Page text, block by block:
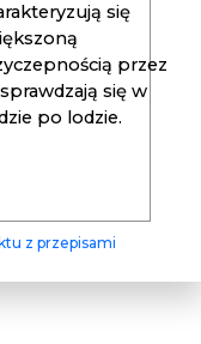
się
przez
się w
po lodzie.
z przepisami